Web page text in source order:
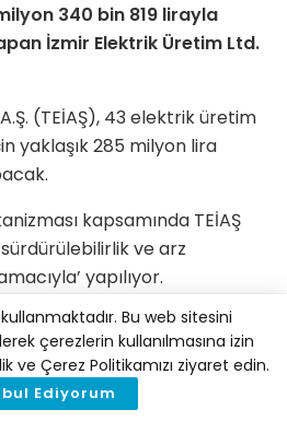
340 bin 819 lirayla
İzmir Elektrik Üretim Ltd.
(TEİAŞ), 43 elektrik üretim
yaklaşık 285 milyon lira
kapsamında TEİAŞ
ve arz
yapılıyor.
listeye göre en yüksek
819 lirayla doğalgazla
Üretim Ltd. Şti
ne
Bu web sitesini
çerezlerin kullanılmasına izin
ve Çerez Politikamızı ziyaret edin.
Ediyorum